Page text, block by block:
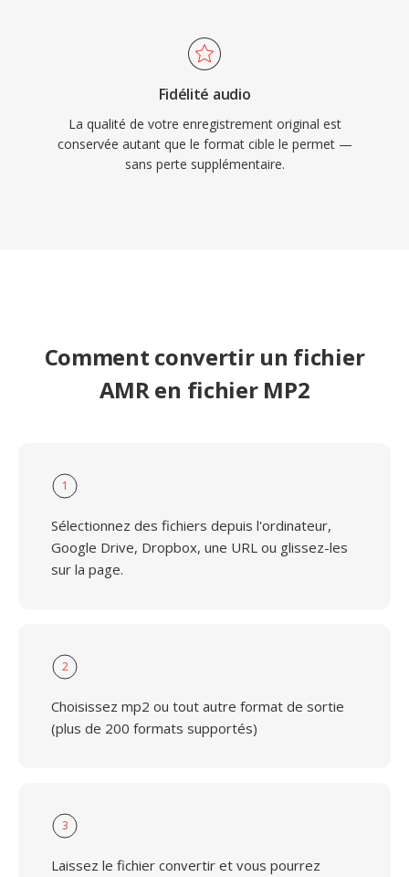
Fidélité audio
La qualité de votre enregistrement original est
conservée autant que le format cible le permet —
sans perte supplémentaire.
Comment convertir un fichier
AMR en fichier MP2
1
Sélectionnez des fichiers depuis l'ordinateur,
Google Drive, Dropbox, une URL ou glissez-les
sur la page.
2
Choisissez mp2 ou tout autre format de sortie
(plus de 200 formats supportés)
3
Laissez le fichier convertir et vous pourrez